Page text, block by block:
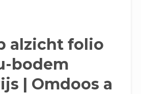
alzicht folio
bodem
| Omdoos a